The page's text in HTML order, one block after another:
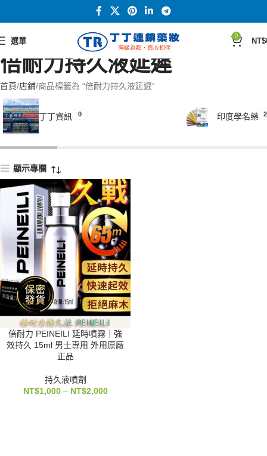
選單
0
NT$
倍耐力持久液延遲
首頁 店鋪 商品標籤為 “倍耐力持久液延遲”
丁丁資訊 0 印度學名藥
顯示專欄
倍耐力 PEINEILI 延時噴霧｜強
效持久 15ml 男士專用 外用原廠
正品
持久液噴劑
NT$1,000 – NT$2,000